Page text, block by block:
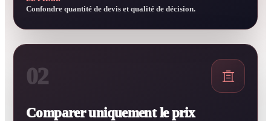
Confondre quantité de devis et qualité de décision.
02
Comparer uniquement le prix